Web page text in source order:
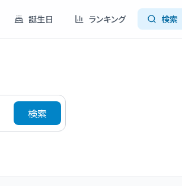
誕生日 ランキング 検索
検索